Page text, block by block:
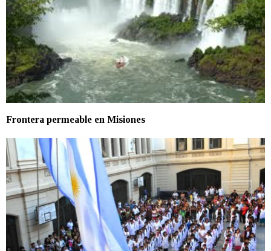
Frontera permeable en Misiones